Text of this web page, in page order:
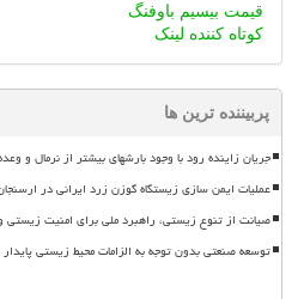
قیمت بیسیم باوفنگ
کوتاه کننده لینک
پربیننده ترین ها
جریان زاینده رود با وجود بارشهای بیشتر از نرمال و
عملیات ایمن سازی زیستگاه گوزن زرد ایرانی در
صیانت از تنوع زیستی، راهبرد ملی برای امنیت زیستی
توسعه صنعتی بدون توجه به الزامات محیط زیستی